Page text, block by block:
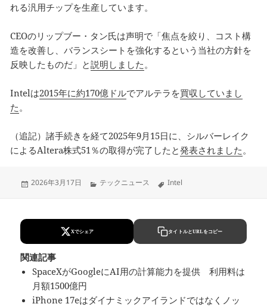
れる汎用チップを生産しています。
CEOのリップブー・タン氏は声明で「焦点を絞り、コスト構
造を改善し、バランスシートを強化するという当社の方針を
反映したものだ」と説明しました 。
Intelは2015年に約170億ドルでアルテラを買収していまし
た 。
（追記）諸手続きを経て2025年9月15日に、シルバーレイク
によるAltera株式51％の取得が完了したと発表されました 。
Updated
2026年3月17日 Categories
テックニュース Tags
Intel
Xでシェア タイトルとURLをコピー
関連記事
SpaceXがGoogleにAI用の計算能力を提供 利用料は
月額1500億円
iPhone 17eはダイナミックアイランドではなくノッ